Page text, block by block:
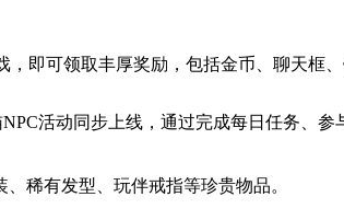
即可领取丰厚奖励，包括金币、聊天框
活动同步上线，通过完成每日任务、
稀有发型、玩伴戒指等珍贵物品。